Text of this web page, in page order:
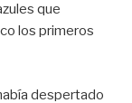
que
los primeros
despertado